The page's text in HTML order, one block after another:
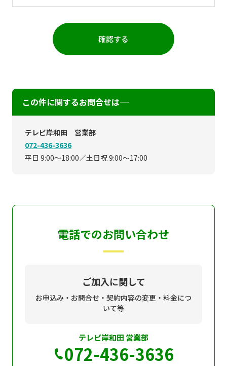
この件に関するお問合せは―――
テレビ岸和田 営業部
072-436-3636
平日 9:00～18:00／土日祝 9:00～17:00
電話でのお問い合わせ
ご加入に関して
お申込み・お問合せ・契約内容の変更・料金につ
いて等
テレビ岸和田 営業部
072-436-3636